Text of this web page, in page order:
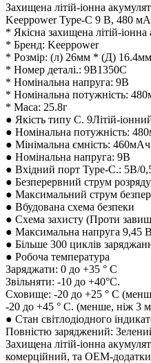
Захищена літій-іонна
Keeppower Type-C 9 В, 480
* Якісна захищена літій-
* Бренд: Keeppower
* Розмір: (л) 26мм * (Д)
* Номер деталі.: 9В1350С
* Номінальна напруга: 9В
* Номінальна потужність:
* Маса: 25.8г
● Якість типу C. 9Літій-
● Номінальна потужність:
● Мінімальна ємність: 460мАч
● Номінальна напруга: 9В
● Вхідний порт Type-C.: 5В/
● Безперервний струм
● Максимальний струм
● Вбудована схема безпеки
● Схема захисту (Проти
● Максимальна напруга 9,45
● Більше 300 циклів
● Робоча температура
Заряджати: 0 до +35 ° С
Звільняти: -10 до +40°C.
Сховище: -20 до +25 ° С
-20 до +45 ° C. (менше, ніж 3
● Стан світлодіодного
Повністю заряджений:
Захищена літій-іонна
комерційний, та OEM-